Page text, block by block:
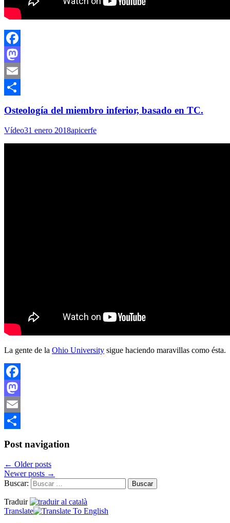
Facebook
Mastodon
Email
Osteología del miembro inferior, basado en TC.
Vídeo31 enero 2018apicerfe
La gente de la Ohio University sigue haciendo maravillas como ésta.
Facebook
Mastodon
Email
Post navigation
← Older posts
Newer posts →
Buscar:
Traduir
Translate